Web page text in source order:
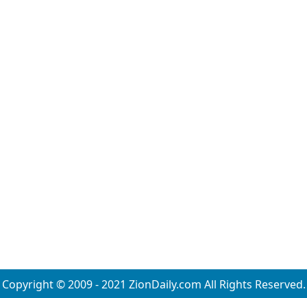
Copyright © 2009 - 2021 ZionDaily.com All Rights Reserved.